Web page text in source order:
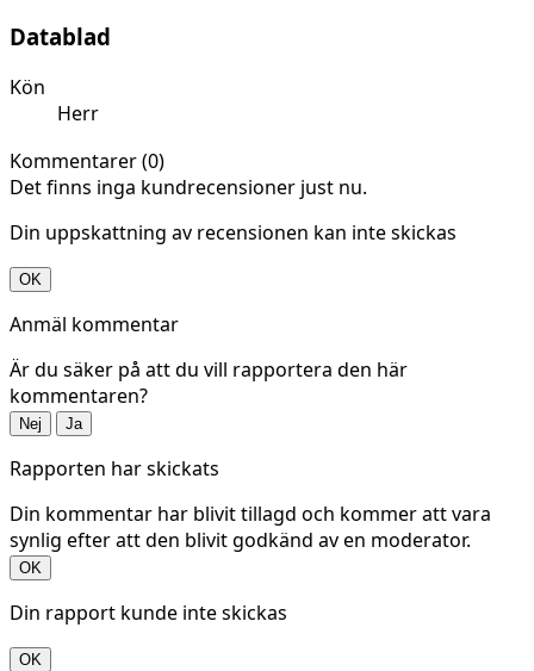
Datablad
Kön
Herr
Kommentarer (0)
Det finns inga kundrecensioner just nu.
Din uppskattning av recensionen kan inte skickas
OK
Anmäl kommentar
Är du säker på att du vill rapportera den här
kommentaren?
Nej Ja
Rapporten har skickats
Din kommentar har blivit tillagd och kommer att vara
synlig efter att den blivit godkänd av en moderator.
OK
Din rapport kunde inte skickas
OK